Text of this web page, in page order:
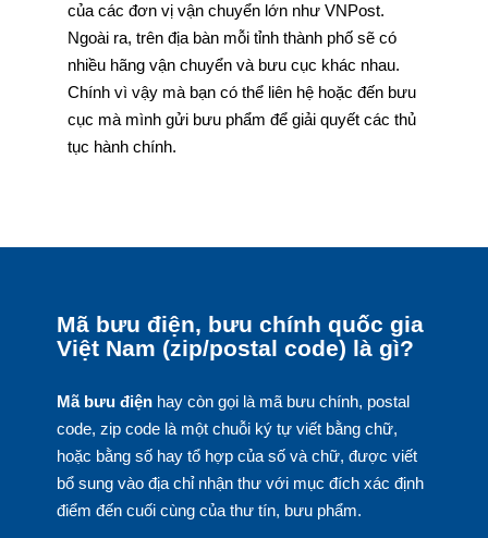
của các đơn vị vận chuyển lớn như VNPost.
Ngoài ra, trên địa bàn mỗi tỉnh thành phố sẽ có
nhiều hãng vận chuyển và bưu cục khác nhau.
Chính vì vậy mà bạn có thể liên hệ hoặc đến bưu
cục mà mình gửi bưu phẩm để giải quyết các thủ
tục hành chính.
Mã bưu điện, bưu chính quốc gia
Việt Nam (zip/postal code) là gì?
Mã bưu điệnhay còn gọi là mã bưu chính, postal
code, zip code là một chuỗi ký tự viết bằng chữ,
hoặc bằng số hay tổ hợp của số và chữ, được viết
bổ sung vào địa chỉ nhận thư với mục đích xác định
điểm đến cuối cùng của thư tín, bưu phẩm.